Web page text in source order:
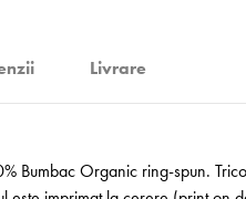
Livrare
Bumbac Organic ring-spun.